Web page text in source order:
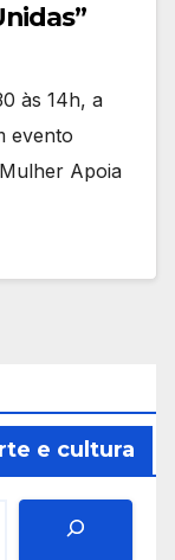
às 14h, a
evento
Apoia
e cultura